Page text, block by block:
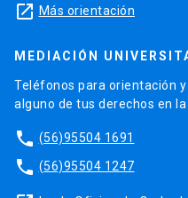
launch Más orientación
MEDIACIÓN
Teléfonos para orientación
alguno de tus derechos en
phone (56)95504 1691
phone (56)95504 1247